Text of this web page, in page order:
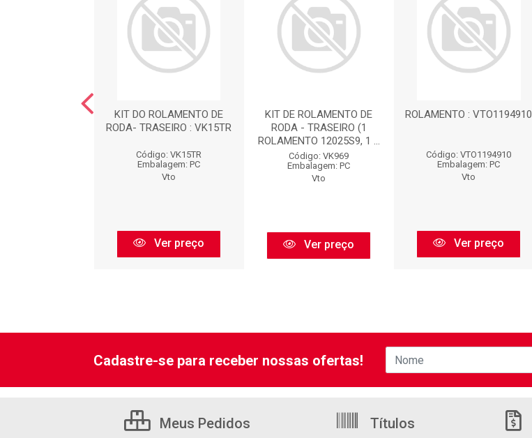
KIT DO ROLAMENTO DE
RODA- TRASEIRO : VK15TR
Código: VK15TR
Embalagem: PC
Vto
Ver preço
KIT DE ROLAMENTO DE
RODA - TRASEIRO (1
ROLAMENTO 12025S9, 1 ...
Código: VK969
Embalagem: PC
Vto
Ver preço
ROLAMENTO : VTO1194910
Código: VTO1194910
Embalagem: PC
Vto
Ver preço
Cadastre-se para receber nossas ofertas!
Meus Pedidos Títulos